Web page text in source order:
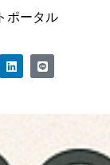
ポータル